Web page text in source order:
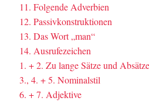
11. Folgende Adverbien
12. Passivkonstruktionen
13. Das Wort „man“
14. Ausrufezeichen
1. + 2. Zu lange Sätze und Absätze
3., 4. + 5. Nominalstil
6. + 7. Adjektive